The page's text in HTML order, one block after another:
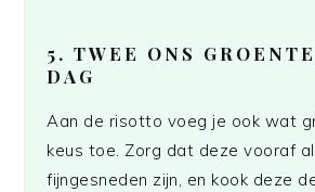
5. TWEE ONS
DAG
Aan de risotto voeg je ook wat
keus toe. Zorg dat deze vooraf
fijngesneden zijn, en kook deze